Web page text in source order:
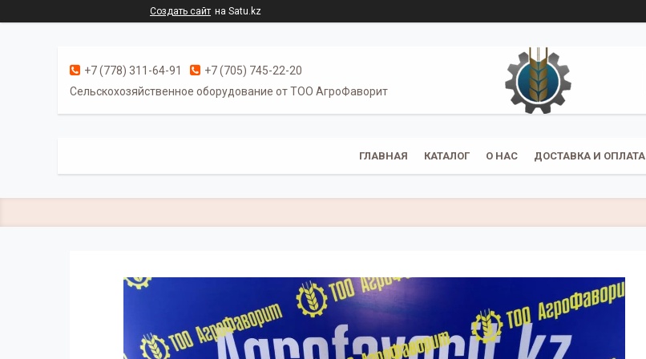
Создать сайт на Satu.kz
+7 (778) 311-64-91
+7 (705) 745-22-20
Cельскохозяйственное оборудование от ТОО АгроФаворит
ГЛАВНАЯ КАТАЛОГ О НАС ДОСТАВКА И ОПЛАТА